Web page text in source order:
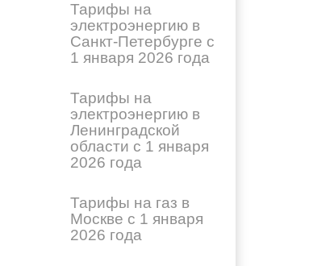
Тарифы на
электроэнергию в
Санкт-Петербурге с
1 января 2026 года
Тарифы на
электроэнергию в
Ленинградской
области с 1 января
2026 года
Тарифы на газ в
Москве с 1 января
2026 года